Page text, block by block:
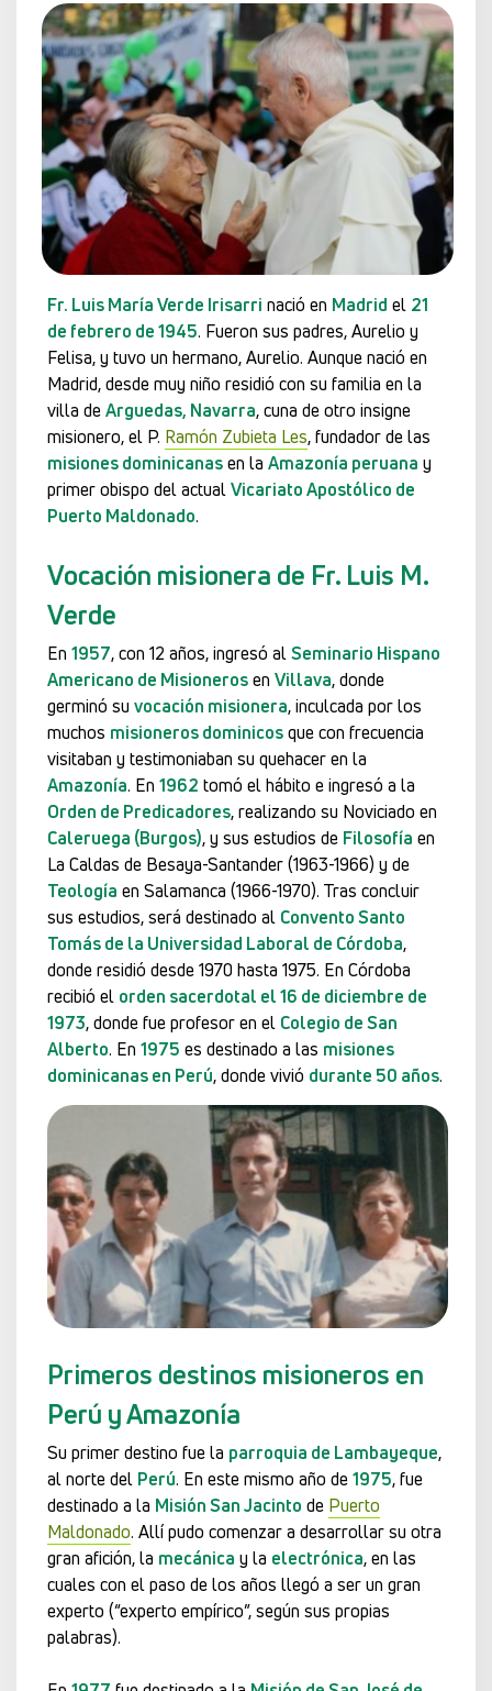
Fr. Luis María Verde Irisarri nació en Madrid el 21
de febrero de 1945. Fueron sus padres, Aurelio y
Felisa, y tuvo un hermano, Aurelio. Aunque nació en
Madrid, desde muy niño residió con su familia en la
villa deArguedas, Navarra, cuna de otro insigne
misionero, el P. Ramón Zubieta Les, fundador de las
misiones dominicanasen la Amazonía peruana y
primer obispo del actualVicariato Apostólico de
Puerto Maldonado.
Vocación misionera de Fr. Luis M.
Verde
En 1957, con 12 años, ingresó alSeminario Hispano
Americano de Misionerosen Villava, donde
germinó su vocación misionera, inculcada por los
muchos misioneros dominicosque con frecuencia
visitaban y testimoniaban su quehacer en la
Amazonía. En 1962 tomó el hábito e ingresó a la
Orden de Predicadores, realizando su Noviciado en
Caleruega (Burgos), y sus estudios de Filosofía en
La Caldas de Besaya-Santander (1963-1966) y de
Teología en Salamanca (1966-1970). Tras concluir
sus estudios, será destinado al Convento Santo
Tomás de la Universidad Laboral de Córdoba,
donde residió desde 1970 hasta 1975. En Córdoba
recibió el orden sacerdotal el 16 de diciembre de
1973, donde fue profesor en el Colegio de San
Alberto. En 1975 es destinado a las misiones
dominicanas en Perú, donde vivió durante 50 años.
Primeros destinos misioneros en
Perú y Amazonía
Su primer destino fue la parroquia de Lambayeque,
al norte del Perú. En este mismo año de1975, fue
destinado a la Misión San Jacinto de Puerto
Maldonado. Allí pudo comenzar a desarrollar su otra
gran afición, la mecánica y la electrónica, en las
cuales con el paso de los años llegó a ser un gran
experto (“experto empírico”, según sus propias
palabras).